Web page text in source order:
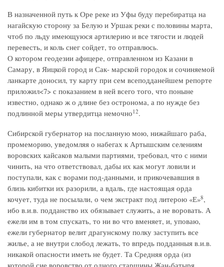
В назначенной путь к Оре реке из Уфы буду перебиратца на
нагайскую сторону за Белую и Уршак реки с половины марта,
чтоб по льду имеющуюся артилерию и все тягости и людей
перевесть, и коль снег сойдет, то отправлюсь.
О котором геодезии афицере, отправленном из Казани в
Самару, в Яицкой город и Сак- марской городок и сочиняемой
ланкарте доносил, ту карту при сем всеподданейшем репорте
приложил<7> с показанием в ней всего того, что поныне
известно, однако ж о длине без остронома, а по нужде без
подлинной меры утвердитца немочно 12.
Сибирской губернатор на посланную мою, нижайшаго раба,
промеморию, уведомляя о набегах к Артышским селениям
воровских кайсаков малыми партиями, требовал, что с ними
чинить, на что ответствовал, дабы их как могут ловили и
поступали, как с ворами под-данными, и прикочевавшия в
близь кибитки их разорили, а вдаль, где настоящая орда
кочует, туда не посылали, о чем экстракт под литерою «Е»8,
ибо в.и.в. подданство их обязывает служить, а не воровать. А
ежели им в том спускать, то ни во что вменяет, и, уповаю,
ежели губернатор велит драгунскому полку заступить все
жилье, а не внутри слобод лежать, то впредь подданныя в.и.в.
никакой опасности иметь не будет. Та Средняя орда (из